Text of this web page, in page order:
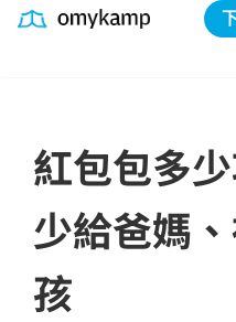
紅包包多
少給爸媽
孩